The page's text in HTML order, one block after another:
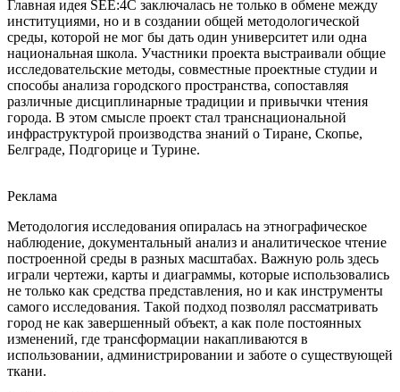
Главная идея SEE:4C заключалась не только в обмене между
институциями, но и в создании общей методологической
среды, которой не мог бы дать один университет или одна
национальная школа. Участники проекта выстраивали общие
исследовательские методы, совместные проектные студии и
способы анализа городского пространства, сопоставляя
различные дисциплинарные традиции и привычки чтения
города. В этом смысле проект стал транснациональной
инфраструктурой производства знаний о Тиране, Скопье,
Белграде, Подгорице и Турине.
Реклама
Методология исследования опиралась на этнографическое
наблюдение, документальный анализ и аналитическое чтение
построенной среды в разных масштабах. Важную роль здесь
играли чертежи, карты и диаграммы, которые использовались
не только как средства представления, но и как инструменты
самого исследования. Такой подход позволял рассматривать
город не как завершенный объект, а как поле постоянных
изменений, где трансформации накапливаются в
использовании, администрировании и заботе о существующей
ткани.